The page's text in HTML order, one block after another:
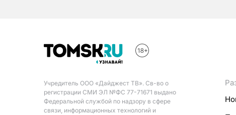
Учредитель ООО «Дайджест ТВ». Св-во о
регистрации СМИ ЭЛ №ФС 77-71671 выдано
Федеральной службой по надзору в сфере
связи, информационных технологий и